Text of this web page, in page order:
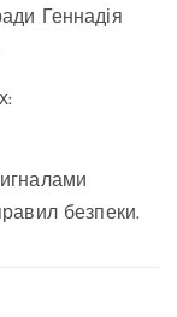
Геннадія
безпеки.